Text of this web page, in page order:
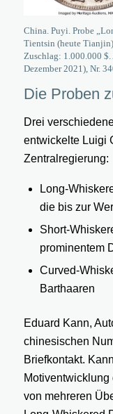
China. Puyi. Probe
Tientsin (heute
Zuschlag: 1.000.000
Dezember 2021), Nr.
Die Proben
Drei
entwickelte Luigi
Zentralregierung:
Long-
die bis zur
Short-
prominentem
Curved-
Barthaaren
Eduard Kann,
chinesischen
Briefkontakt.
Motiventwicklung
von mehreren